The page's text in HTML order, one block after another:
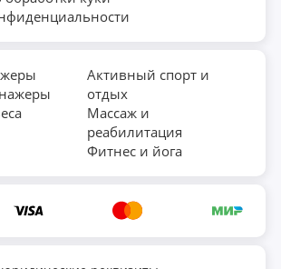
Активный спорт и
отдых
Массаж и
реабилитация
Фитнес и йога